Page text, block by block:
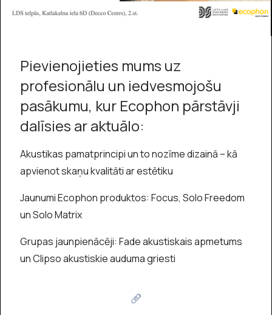
Pievienojieties mums uz
profesionālu un iedvesmojošu
pasākumu, kur Ecophon pārstāvji
dalīsies ar aktuālo:
Akustikas pamatprincipi un to nozīme dizainā – kā
apvienot skaņu kvalitāti ar estētiku
Jaunumi Ecophon produktos: Focus, Solo Freedom
un Solo Matrix
Grupas jaunpienācēji: Fade akustiskais apmetums
un Clipso akustiskie auduma griesti